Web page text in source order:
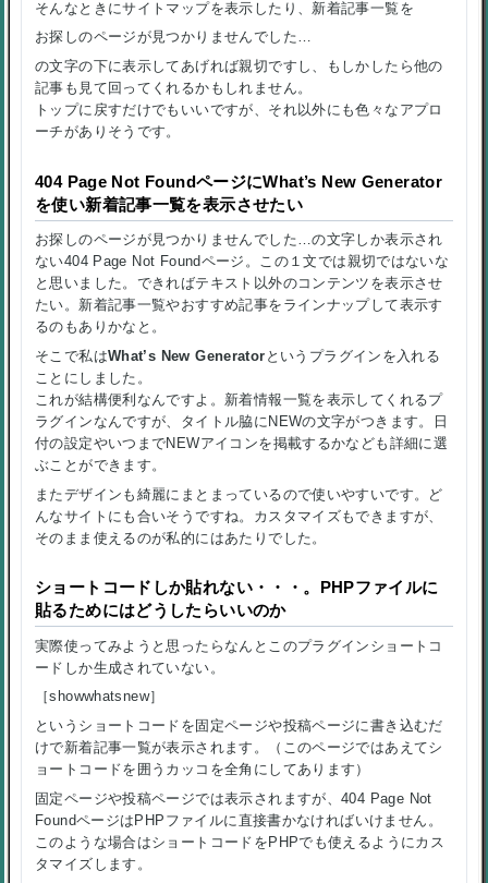
そんなときにサイトマップを表示したり、新着記事一覧を
お探しのページが見つかりませんでした…
の文字の下に表示してあげれば親切ですし、もしかしたら他の
記事も見て回ってくれるかもしれません。
トップに戻すだけでもいいですが、それ以外にも色々なアプロ
ーチがありそうです。
404 Page Not FoundページにWhat’s New Generator
を使い新着記事一覧を表示させたい
お探しのページが見つかりませんでした…の文字しか表示され
ない404 Page Not Foundページ。この１文では親切ではないな
と思いました。できればテキスト以外のコンテンツを表示させ
たい。新着記事一覧やおすすめ記事をラインナップして表示す
るのもありかなと。
そこで私はWhat’s New Generator というプラグインを入れる
ことにしました。
これが結構便利なんですよ。新着情報一覧を表示してくれるプ
ラグインなんですが、タイトル脇に NEWの文字がつきます。日
付の設定やいつまでNEWアイコンを掲載するかなども詳細に選
ぶことができます。
またデザインも綺麗にまとまっているので使いやすいです。ど
んなサイトにも合いそうですね。カスタマイズもできますが、
そのまま使えるのが私的にはあたりでした。
ショートコードしか貼れない・・・。PHPファイルに
貼るためにはどうしたらいいのか
実際使ってみようと思ったらなんとこのプラグインショートコ
ードしか生成されていない。
［showwhatsnew］
というショートコードを固定ページや投稿ページに書き込むだ
けで新着記事一覧が表示されます。（このページではあえてシ
ョートコードを囲うカッコを全角にしてあります）
固定ページや投稿ページでは表示されますが、404 Page Not
FoundページはPHPファイルに直接書かなければいけません。
このような場合はショートコードをPHPでも使えるようにカス
タマイズします。